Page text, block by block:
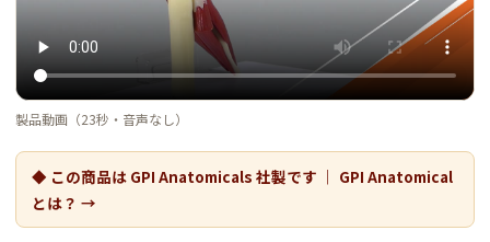
製品動画（23秒・音声なし）
◆ この商品は GPI Anatomicals 社製です ｜ GPI Anatomical
とは？ →